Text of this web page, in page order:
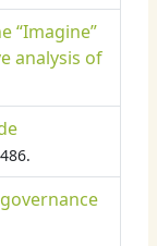
“Imagine”
analysis of